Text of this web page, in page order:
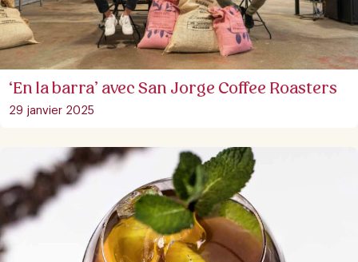
‘En la barra’ avec San Jorge Coffee Roasters
29 janvier 2025